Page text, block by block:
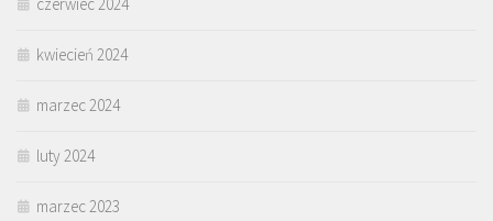
czerwiec 2024
kwiecień 2024
marzec 2024
luty 2024
marzec 2023